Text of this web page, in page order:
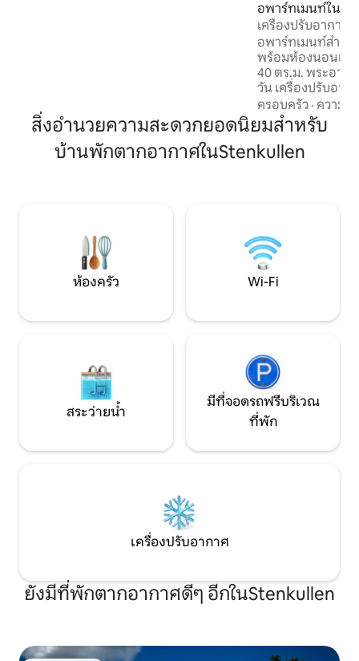
อาบแดด 2 เตียง • เตาผิง • ฝักบัวอาบน้ำ
กลางแจ้งที่ใช้ความร้อนจากแสงอาทิตย์
อพาร์ทเมนท์ใน
เครื่องปรับอากาศ
ฟรีและบริการทำค
เมกะบิต
อพาร์ทเมนท์สำหรั
พร้อมห้องนอนแบ
40 ตร.ม. พระอาทิ
วัน เครื่องปรับอากาศ ห่างจากทะเลสาบ
ประมาณ 330 เมต
ท่าเทียบเรือได้ แล
พื้นที่ว่ายน้ำพร้อม
น้ำ ที่ใจกลางเมือง มีความเป็นไปได้ที่จะเช่า
ห้องใต้หลังคา เดิ
สถานีรถไฟ Floda
ครอบครัว · ความคุ้
สิ่งอำนวยความสะดวกยอดนิยมสำหรับ
บ้านพักตากอากาศในStenkullen
ห้องครัว Wi-Fi
สระว่ายน้ำ
มีที่จอดรถฟรีบริเวณ
ที่พัก
เครื่องปรับอากาศ
ยังมีที่พักตากอากาศดีๆ อีกในStenkullen